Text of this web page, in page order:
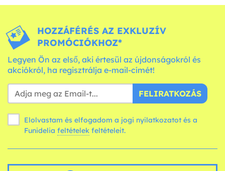
HOZZÁFÉRÉS AZ EXKLUZÍV
PROMÓCIÓKHOZ*
Legyen Ön az első, aki értesül az újdonságokról és
akciókról, ha regisztrálja e-mail-címét!
FELIRATKOZÁS
Elolvastam és elfogadom a jogi nyilatkozatot és a
Funidelia feltételek feltételeit.